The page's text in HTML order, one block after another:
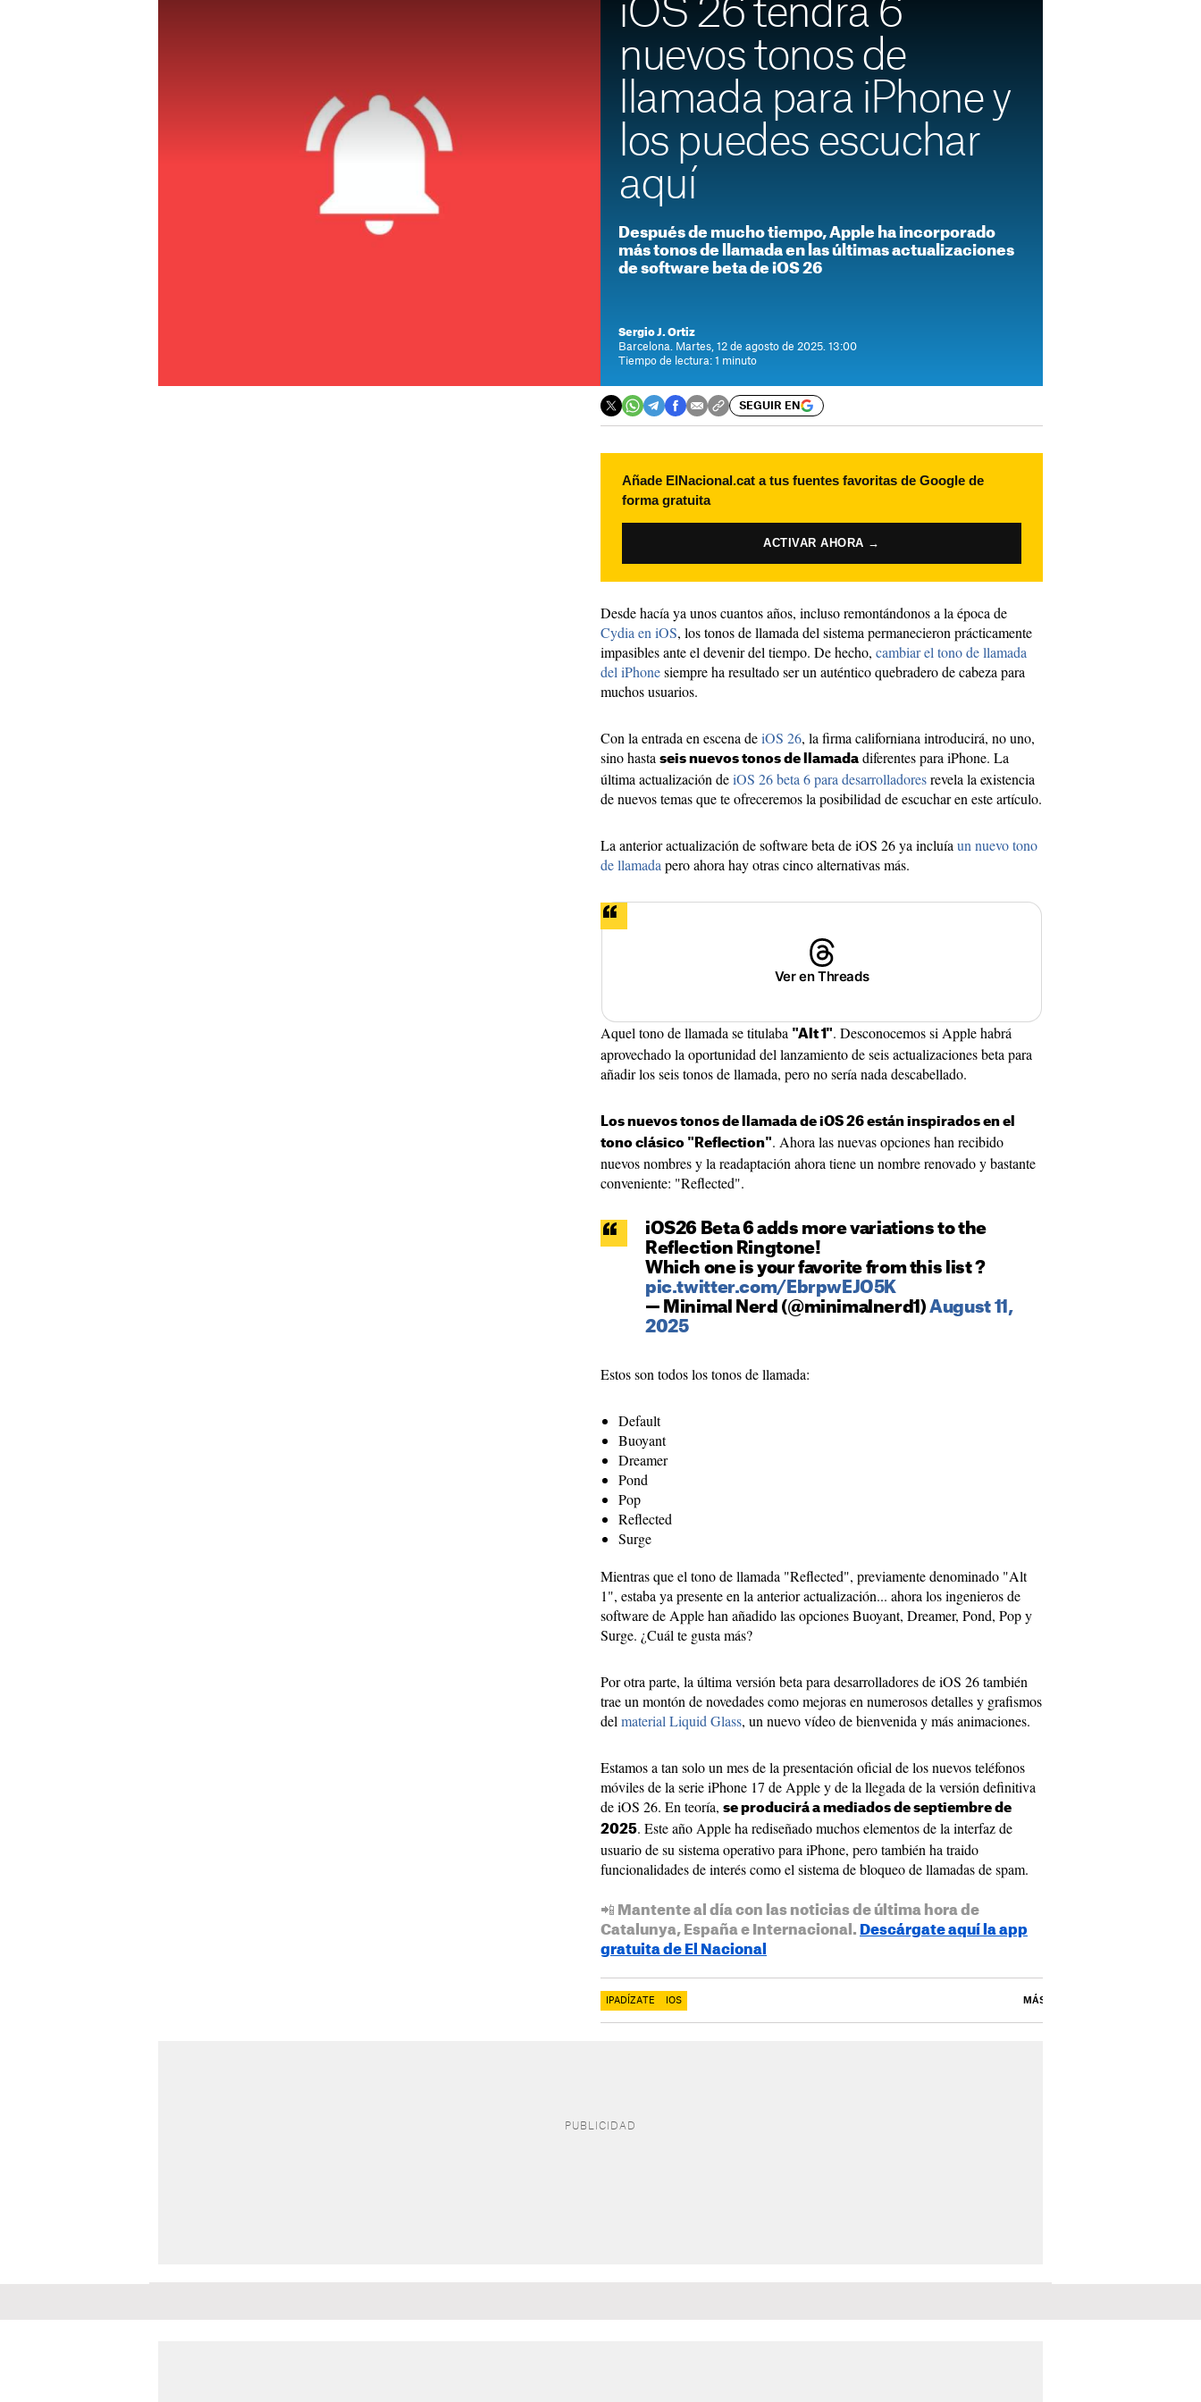
iOS 26 tendrá 6
nuevos tonos de
llamada para iPhone y
los puedes escuchar
aquí
Después de mucho tiempo, Apple ha incorporado
más tonos de llamada en las últimas actualizaciones
de software beta de iOS 26
Sergio J. Ortiz
Barcelona. Martes, 12 de agosto de 2025. 13:00
Tiempo de lectura: 1 minuto
SEGUIR EN
Añade ElNacional.cat a tus fuentes favoritas de Google de
forma gratuita
ACTIVAR AHORA →
Desde hacía ya unos cuantos años, incluso remontándonos a la época de
Cydia en iOS, los tonos de llamada del sistema permanecieron prácticamente
impasibles ante el devenir del tiempo. De hecho, cambiar el tono de llamada
del iPhonesiempre ha resultado ser un auténtico quebradero de cabeza para
muchos usuarios.
Con la entrada en escena deiOS 26, la firma californiana introducirá, no uno,
sino hasta seis nuevos tonos de llamada diferentes para iPhone. La
última actualización deiOS 26 beta 6 para desarrolladoresrevela la existencia
de nuevos temas que te ofreceremos la posibilidad de escuchar en este artículo.
La anterior actualización de software beta de iOS 26 ya incluía un nuevo tono
de llamada pero ahora hay otras cinco alternativas más.
Ver en Threads
Aquel tono de llamada se titulaba "Alt 1". Desconocemos si Apple habrá
aprovechado la oportunidad del lanzamiento de seis actualizaciones beta para
añadir los seis tonos de llamada, pero no sería nada descabellado.
Los nuevos tonos de llamada de iOS 26 están inspirados en el
tono clásico "Reflection". Ahora las nuevas opciones han recibido
nuevos nombres y la readaptación ahora tiene un nombre renovado y bastante
conveniente: "Reflected".
iOS26 Beta 6 adds more variations to the
Reflection Ringtone!
Which one is your favorite from this list ?
pic.twitter.com/EbrpwEJO5K
— Minimal Nerd (@minimalnerd1)August 11,
2025
Estos son todos los tonos de llamada:
Default
Buoyant
Dreamer
Pond
Pop
Reflected
Surge
Mientras que el tono de llamada "Reflected", previamente denominado "Alt
1", estaba ya presente en la anterior actualización... ahora los ingenieros de
software de Apple han añadido las opciones Buoyant, Dreamer, Pond, Pop y
Surge. ¿Cuál te gusta más?
Por otra parte, la última versión beta para desarrolladores de iOS 26 también
trae un montón de novedades como mejoras en numerosos detalles y grafismos
del material Liquid Glass, un nuevo vídeo de bienvenida y más animaciones.
Estamos a tan solo un mes de la presentación oficial de los nuevos teléfonos
móviles de la serie iPhone 17 de Apple y de la llegada de la versión definitiva
de iOS 26. En teoría, se producirá a mediados de septiembre de
2025. Este año Apple ha rediseñado muchos elementos de la interfaz de
usuario de su sistema operativo para iPhone, pero también ha traido
funcionalidades de interés como el sistema de bloqueo de llamadas de spam.
📲 Mantente al día con las noticias de última hora de
Catalunya, España e Internacional. Descárgate aquí la app
gratuita de El Nacional
IPADÍZATE IOS MÁS